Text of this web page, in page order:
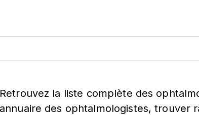
Retrouvez la liste complète des
annuaire des ophtalmologistes, trouver